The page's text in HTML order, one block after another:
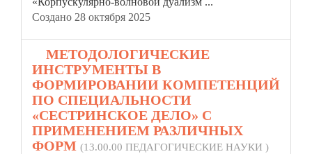
Создано 28 октября 2025
МЕТОДОЛОГИЧЕСКИЕ
ИНСТРУМЕНТЫ В
ФОРМИРОВАНИИ КОМПЕТЕНЦИЙ
ПО СПЕЦИАЛЬНОСТИ
«СЕСТРИНСКОЕ ДЕЛО» С
ПРИМЕНЕНИЕМ РАЗЛИЧНЫХ
ФОРМ (13.00.00 ПЕДАГОГИЧЕСКИЕ НАУКИ )